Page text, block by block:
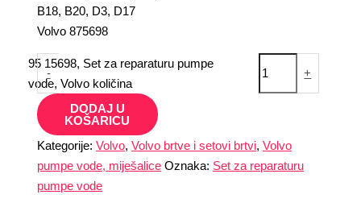
B18, B20, D3, D17
Volvo 875698
-
95 15698, Set za reparaturu pumpe
vode, Volvo količina
+
DODAJ U
KOŠARICU
Kategorije:Volvo,Volvo brtve i setovi brtvi,Volvo
pumpe vode, miješalice Oznaka: Set za reparaturu
pumpe vode